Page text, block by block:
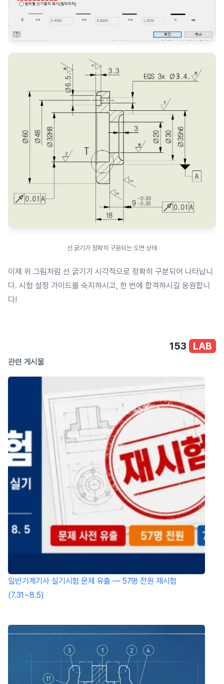
선 굵기가 정확히 구분되는 도면 상태
이제 위 그림처럼 선 굵기가 시각적으로 정확히 구분되어 나타납니
다. 시험 설정 가이드를 숙지하시고, 한 번에 합격하시길 응원합니
다!
153 LAB
관련 게시물
일반기계기사 실기시험 문제 유출 — 57명 전원 재시험
(7.31~8.5)